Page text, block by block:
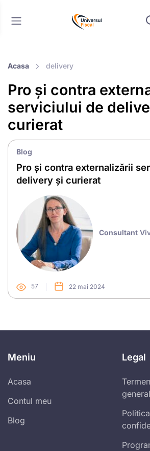
Acasa delivery
Pro și contra
serviciului de
curierat
Blog
Pro și contra externalizării
delivery și curierat
Consultant
57 22 mai 2024
Meniu
Acasa
Contul meu
Blog
Legal